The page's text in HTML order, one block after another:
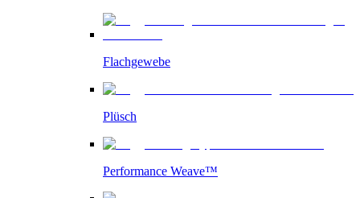
Flachgewebe
Plüsch
Performance Weave™